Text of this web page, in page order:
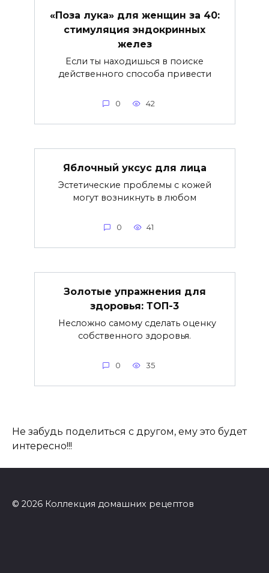
«Поза лука» для женщин за 40:
стимуляция эндокринных
желез
Если ты находишься в поиске
действенного способа привести
0 42
Яблочный уксус для лица
Эстетические проблемы с кожей
могут возникнуть в любом
0 41
Золотые упражнения для
здоровья: ТОП-3
Несложно самому сделать оценку
собственного здоровья.
0 35
Не забудь поделиться с другом, ему это будет
интересно!!!
© 2026 Коллекция домашних рецептов